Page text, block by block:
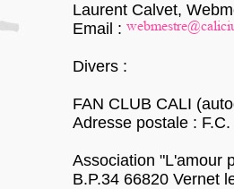
Laurent Calvet,
Email :
Divers :
FAN CLUB CALI
Adresse postale :
Association "L'amour
B.P.34 66820 Vernet